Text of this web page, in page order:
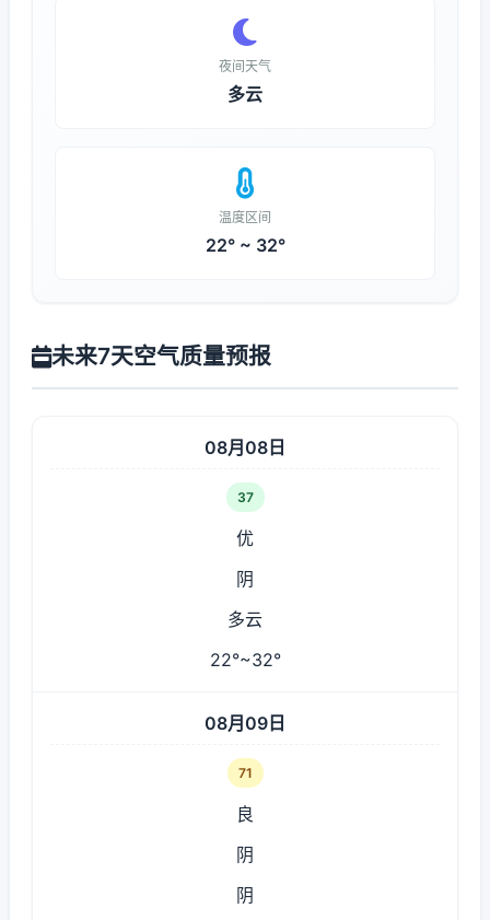
夜间天气
多云
温度区间
22° ~ 32°
未来7天空气质量预报
08月08日
37
优
阴
多云
22°~32°
08月09日
71
良
阴
阴